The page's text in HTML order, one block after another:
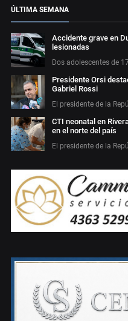
ÚLTIMA SEMANA
Accidente grave en
lesionadas
Dos adolescentes de
Presidente Orsi
Gabriel Rossi
El presidente de la
CTI neonatal en
en el norte del país
El presidente de la